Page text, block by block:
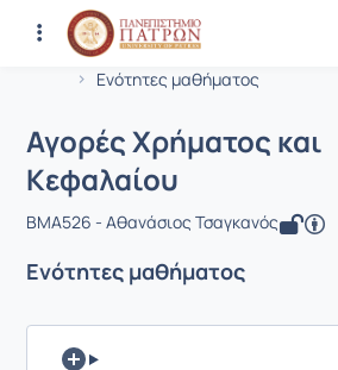
Αρχική Σελίδα
Ενότητες μαθήματος
Μάθημα : Αγορές
Κωδικός : BMA526
Αγορές Χρήματος και
Κεφαλαίου
BMA526 - Αθανάσιος Τσαγκανός
Ενότητες μαθήματος